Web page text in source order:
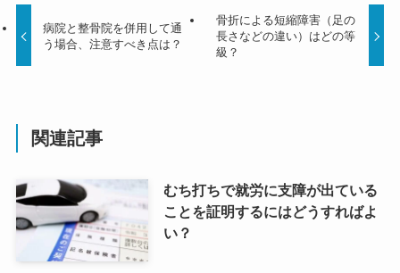
病院と整骨院を併用して通
う場合、注意すべき点は？
骨折による短縮障害（足の
長さなどの違い）はどの等
級？
関連記事
むち打ちで就労に支障が出ている
ことを証明するにはどうすればよ
い？